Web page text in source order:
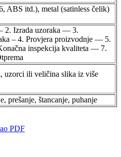
ABS itd.), metal (satinless čelik)
2. Izrada uzoraka — 3.
– 4. Provjera proizvodnje — 5.
inspekcija kvaliteta — 7.
uzorci ili veličina slika iz više
prešanje, štancanje, puhanje
PDF